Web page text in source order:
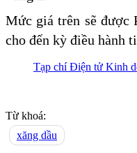
Mức giá trên sẽ được
cho đến kỳ điều hành
Tạp chí Điện tử Kinh
Từ khoá:
xăng dầu